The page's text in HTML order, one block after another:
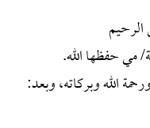
الرحيم
مي حفظها الله.
الله وبركاته، وبعد: